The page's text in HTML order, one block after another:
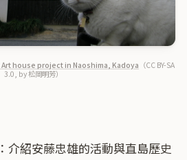
house project in Naoshima, Kadoya （CC BY-SA
3.0, by 松岡明芳）
：介紹安藤忠雄的活動與直島歷史